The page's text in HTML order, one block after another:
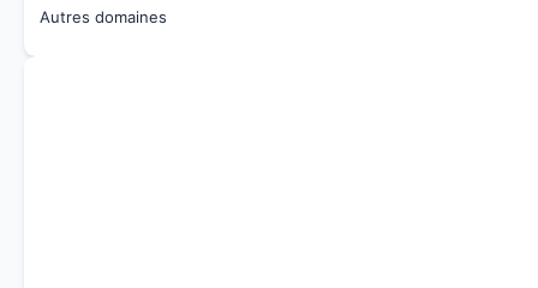
Autres domaines